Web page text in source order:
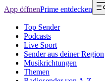
App öffnenPrime entdecken
Top Sender
Podcasts
Live Sport
Sender aus deiner Region
Musikrichtungen
Themen